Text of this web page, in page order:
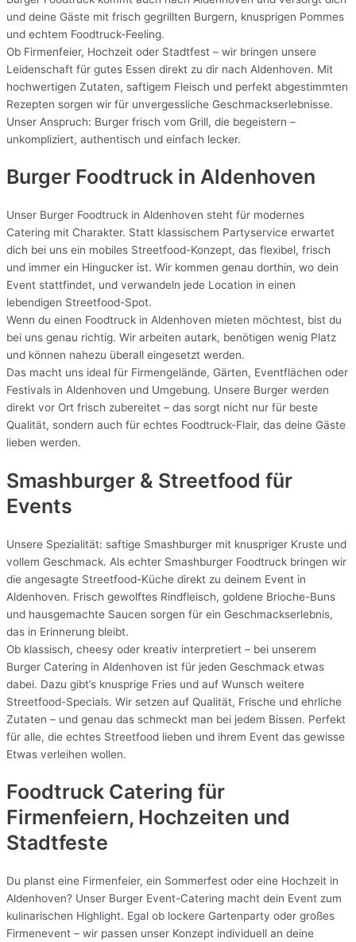
und deine Gäste mit frisch gegrillten Burgern, knusprigen Pommes
und echtem Foodtruck-Feeling.
Ob Firmenfeier, Hochzeit oder Stadtfest – wir bringen unsere
Leidenschaft für gutes Essen direkt zu dir nach Aldenhoven. Mit
hochwertigen Zutaten, saftigem Fleisch und perfekt abgestimmten
Rezepten sorgen wir für unvergessliche Geschmackserlebnisse.
Unser Anspruch: Burger frisch vom Grill, die begeistern –
unkompliziert, authentisch und einfach lecker.
Burger Foodtruck in Aldenhoven
Unser Burger Foodtruck in Aldenhoven steht für modernes
Catering mit Charakter. Statt klassischem Partyservice erwartet
dich bei uns ein mobiles Streetfood-Konzept, das flexibel, frisch
und immer ein Hingucker ist. Wir kommen genau dorthin, wo dein
Event stattfindet, und verwandeln jede Location in einen
lebendigen Streetfood-Spot.
Wenn du einen Foodtruck in Aldenhoven mieten möchtest, bist du
bei uns genau richtig. Wir arbeiten autark, benötigen wenig Platz
und können nahezu überall eingesetzt werden.
Das macht uns ideal für Firmengelände, Gärten, Eventflächen oder
Festivals in Aldenhoven und Umgebung. Unsere Burger werden
direkt vor Ort frisch zubereitet – das sorgt nicht nur für beste
Qualität, sondern auch für echtes Foodtruck-Flair, das deine Gäste
lieben werden.
Smashburger & Streetfood für
Events
Unsere Spezialität: saftige Smashburger mit knuspriger Kruste und
vollem Geschmack. Als echter Smashburger Foodtruck bringen wir
die angesagte Streetfood-Küche direkt zu deinem Event in
Aldenhoven. Frisch gewolftes Rindfleisch, goldene Brioche-Buns
und hausgemachte Saucen sorgen für ein Geschmackserlebnis,
das in Erinnerung bleibt.
Ob klassisch, cheesy oder kreativ interpretiert – bei unserem
Burger Catering in Aldenhoven ist für jeden Geschmack etwas
dabei. Dazu gibt’s knusprige Fries und auf Wunsch weitere
Streetfood-Specials. Wir setzen auf Qualität, Frische und ehrliche
Zutaten – und genau das schmeckt man bei jedem Bissen. Perfekt
für alle, die echtes Streetfood lieben und ihrem Event das gewisse
Etwas verleihen wollen.
Foodtruck Catering für
Firmenfeiern, Hochzeiten und
Stadtfeste
Du planst eine Firmenfeier, ein Sommerfest oder eine Hochzeit in
Aldenhoven? Unser Burger Event-Catering macht dein Event zum
kulinarischen Highlight. Egal ob lockere Gartenparty oder großes
Firmenevent – wir passen unser Konzept individuell an deine